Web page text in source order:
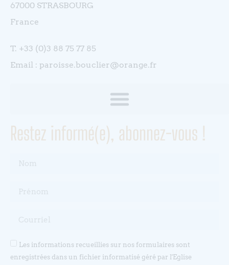
67000 STRASBOURG
France
T. +33 (0)3 88 75 77 85
Email : paroisse.bouclier@orange.fr
Restez informé(e), abonnez-vous !
Les informations recueillies sur nos formulaires sont
enregistrées dans un fichier informatisé géré par l'Eglise